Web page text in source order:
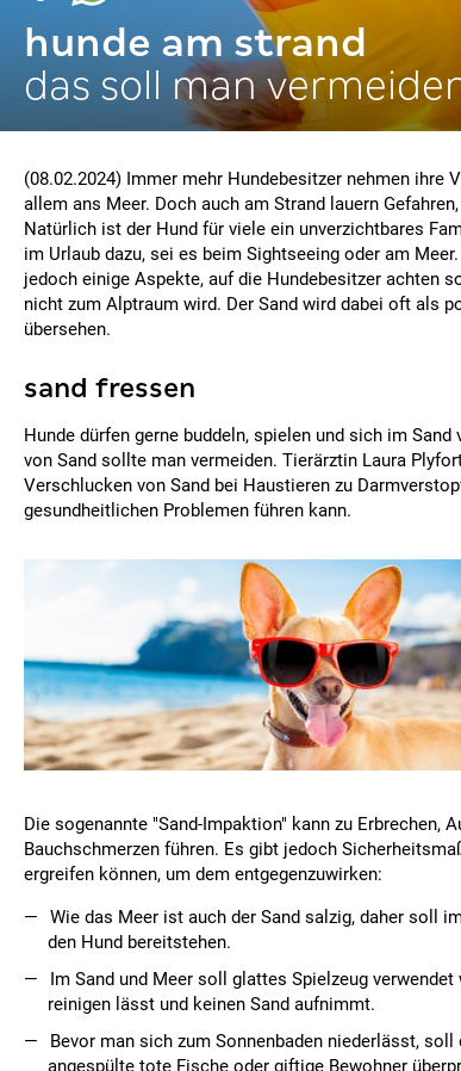
hunde am strand
das soll man
(08.02.2024) Immer mehr Hundebesitzer nehmen ihre
allem ans Meer. Doch auch am Strand lauern
Natürlich ist der Hund für viele ein unverzichtbares
im Urlaub dazu, sei es beim Sightseeing oder am
jedoch einige Aspekte, auf die Hundebesitzer achten
nicht zum Alptraum wird. Der Sand wird dabei oft als
übersehen.
sand fressen
Hunde dürfen gerne buddeln, spielen und sich im Sand
von Sand sollte man vermeiden. Tierärztin Laura
Verschlucken von Sand bei Haustieren zu
gesundheitlichen Problemen führen kann.
Die sogenannte "Sand-Impaktion" kann zu Erbrechen,
Bauchschmerzen führen. Es gibt jedoch
ergreifen können, um dem entgegenzuwirken:
Wie das Meer ist auch der Sand salzig, daher soll
den Hund bereitstehen.
Im Sand und Meer soll glattes Spielzeug
reinigen lässt und keinen Sand aufnimmt.
Bevor man sich zum Sonnenbaden niederlässt,
angespülte tote Fische oder giftige Bewohner